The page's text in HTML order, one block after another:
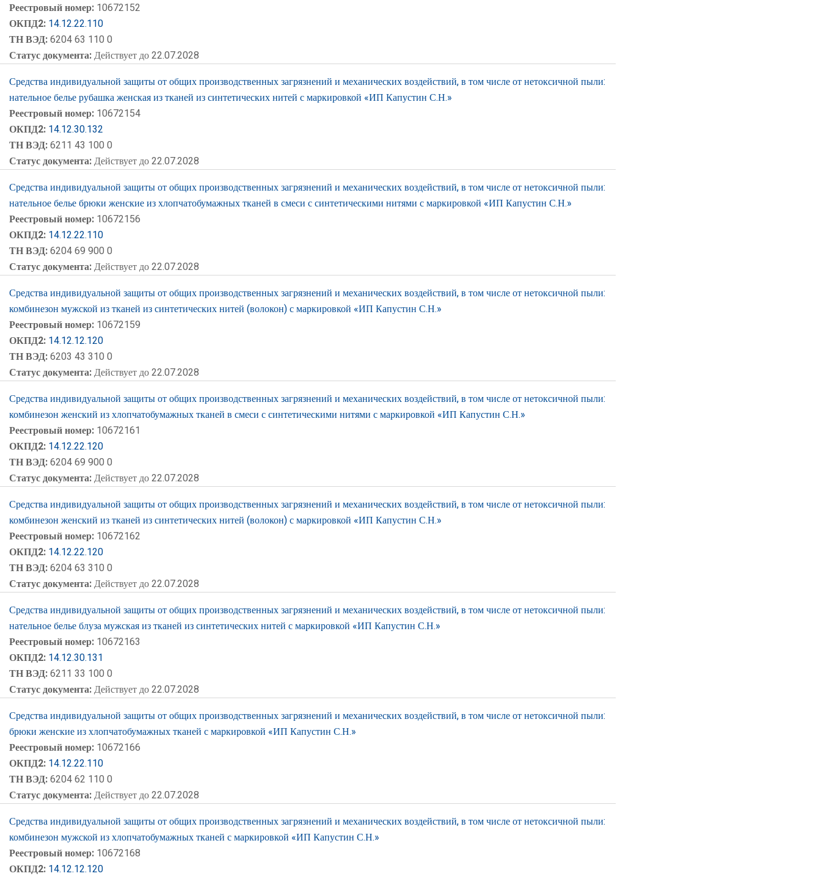
Реестровый номер: 10672152
ОКПД2: 14.12.22.110
ТН ВЭД:6204 63 110 0
Статус документа:Действует до 22.07.2028
Средства индивидуальной защиты от общих производственных загрязнений и механических воздействий, в том числе от нетоксичной пыли:
нательное белье рубашка женская из тканей из синтетических нитей с маркировкой «ИП Капустин С.Н.»
Реестровый номер: 10672154
ОКПД2: 14.12.30.132
ТН ВЭД:6211 43 100 0
Статус документа:Действует до 22.07.2028
Средства индивидуальной защиты от общих производственных загрязнений и механических воздействий, в том числе от нетоксичной пыли:
нательное белье брюки женские из хлопчатобумажных тканей в смеси с синтетическими нитями с маркировкой «ИП Капустин С.Н.»
Реестровый номер: 10672156
ОКПД2: 14.12.22.110
ТН ВЭД:6204 69 900 0
Статус документа:Действует до 22.07.2028
Средства индивидуальной защиты от общих производственных загрязнений и механических воздействий, в том числе от нетоксичной пыли:
комбинезон мужской из тканей из синтетических нитей (волокон) с маркировкой «ИП Капустин С.Н.»
Реестровый номер: 10672159
ОКПД2: 14.12.12.120
ТН ВЭД:6203 43 310 0
Статус документа:Действует до 22.07.2028
Средства индивидуальной защиты от общих производственных загрязнений и механических воздействий, в том числе от нетоксичной пыли:
комбинезон женский из хлопчатобумажных тканей в смеси с синтетическими нитями с маркировкой «ИП Капустин С.Н.»
Реестровый номер: 10672161
ОКПД2: 14.12.22.120
ТН ВЭД:6204 69 900 0
Статус документа:Действует до 22.07.2028
Средства индивидуальной защиты от общих производственных загрязнений и механических воздействий, в том числе от нетоксичной пыли:
комбинезон женский из тканей из синтетических нитей (волокон) с маркировкой «ИП Капустин С.Н.»
Реестровый номер: 10672162
ОКПД2: 14.12.22.120
ТН ВЭД:6204 63 310 0
Статус документа:Действует до 22.07.2028
Средства индивидуальной защиты от общих производственных загрязнений и механических воздействий, в том числе от нетоксичной пыли:
нательное белье блуза мужская из тканей из синтетических нитей с маркировкой «ИП Капустин С.Н.»
Реестровый номер: 10672163
ОКПД2: 14.12.30.131
ТН ВЭД:6211 33 100 0
Статус документа:Действует до 22.07.2028
Средства индивидуальной защиты от общих производственных загрязнений и механических воздействий, в том числе от нетоксичной пыли:
брюки женские из хлопчатобумажных тканей с маркировкой «ИП Капустин С.Н.»
Реестровый номер: 10672166
ОКПД2: 14.12.22.110
ТН ВЭД:6204 62 110 0
Статус документа:Действует до 22.07.2028
Средства индивидуальной защиты от общих производственных загрязнений и механических воздействий, в том числе от нетоксичной пыли:
комбинезон мужской из хлопчатобумажных тканей с маркировкой «ИП Капустин С.Н.»
Реестровый номер: 10672168
ОКПД2: 14.12.12.120